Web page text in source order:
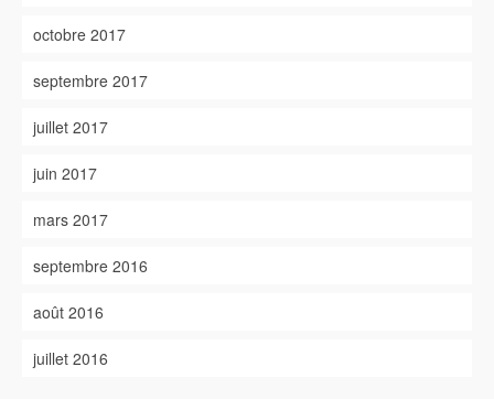
octobre 2017
septembre 2017
juillet 2017
juin 2017
mars 2017
septembre 2016
août 2016
juillet 2016